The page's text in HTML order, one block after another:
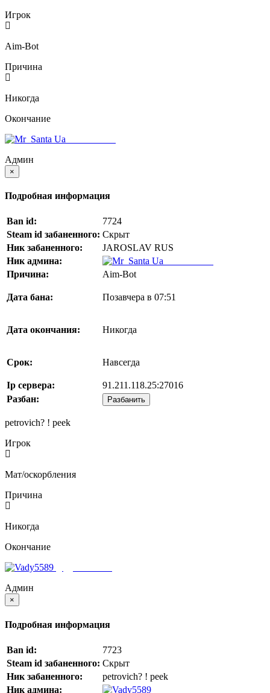
Игрок
Aim-Bot
Причина
Никогда
Окончание
Админ
×
Подробная информация
Ban id:
7724
Steam id забаненного: Скрыт
Ник забаненного:
JAROSLAV RUS
Ник админа:
Причина: Aim-Bot
Дата бана: Позавчера в 07:51
Дата окончания: Никогда
Срок: Навсегда
Ip сервера:
91.211.118.25:27016
Разбан:
Разбанить
petrovich? ! peek
Игрок
Мат/оскорбления
Причина
Никогда
Окончание
Админ
×
Подробная информация
Ban id:
7723
Steam id забаненного: Скрыт
Ник забаненного:
petrovich? ! peek
Ник админа: